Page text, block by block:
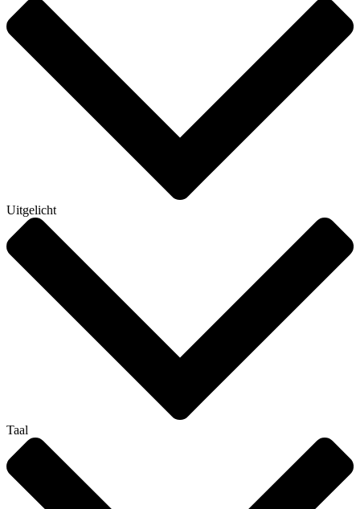
Uitgelicht
Taal